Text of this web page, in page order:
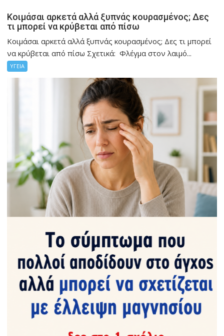
Κοιμάσαι αρκετά αλλά ξυπνάς κουρασμένος; Δες
τι μπορεί να κρύβεται από πίσω
Κοιμάσαι αρκετά αλλά ξυπνάς κουρασμένος; Δες τι μπορεί
να κρύβεται από πίσω Σχετικά: Φλέγμα στον λαιμό...
ΥΓΕΙΑ